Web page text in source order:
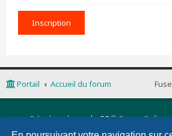
Inscription
Portail Accueil du forum
Développé parphpBB® Forum
Traduction française officielle